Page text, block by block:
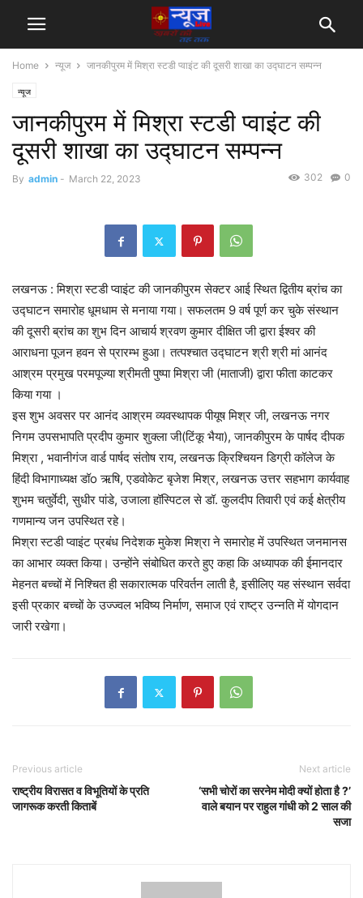
Home न्यूज जानकीपुरम में मिश्रा स्टडी प्वाइंट की दूसरी शाखा का उद्घाटन सम्पन्न
न्यूज
जानकीपुरम में मिश्रा स्टडी प्वाइंट की
दूसरी शाखा का उद्घाटन सम्पन्न
By admin - March 22, 2023 0
302
लखनऊ : मिश्रा स्टडी प्वाइंट की जानकीपुरम सेक्टर आई स्थित द्वितीय ब्रांच का
उद्घाटन समारोह धूमधाम से मनाया गया। सफलतम 9 वर्ष पूर्ण कर चुके संस्थान
की दूसरी ब्रांच का शुभ दिन आचार्य श्रवण कुमार दीक्षित जी द्वारा ईश्वर की
आराधना पूजन हवन से प्रारम्भ हुआ। तत्पश्चात उद्घाटन श्री श्री मां आनंद
आश्रम प्रमुख परमपूज्या श्रीमती पुष्पा मिश्रा जी (माताजी) द्वारा फीता काटकर
किया गया ।
इस शुभ अवसर पर आनंद आश्रम व्यवस्थापक पीयूष मिश्र जी, लखनऊ नगर
निगम उपसभापति प्रदीप कुमार शुक्ला जी(टिंकू भैया), जानकीपुरम के पार्षद दीपक
मिश्रा , भवानीगंज वार्ड पार्षद संतोष राय, लखनऊ क्रिश्चियन डिग्री कॉलेज के
हिंदी विभागाध्यक्ष डॉo ऋषि, एडवोकेट बृजेश मिश्र, लखनऊ उत्तर सहभाग कार्यवाह
शुभम चतुर्वेदी, सुधीर पांडे, उजाला हॉस्पिटल से डॉ. कुलदीप तिवारी एवं कई क्षेत्रीय
गणमान्य जन उपस्थित रहे।
मिश्रा स्टडी प्वाइंट प्रबंध निदेशक मुकेश मिश्रा ने समारोह में उपस्थित जनमानस
का आभार व्यक्त किया। उन्होंने संबोधित करते हुए कहा कि अध्यापक की ईमानदार
मेहनत बच्चों में निश्चित ही सकारात्मक परिवर्तन लाती है, इसीलिए यह संस्थान सर्वदा
इसी प्रकार बच्चों के उज्ज्वल भविष्य निर्माण, समाज एवं राष्ट्र उन्नति में योगदान
जारी रखेगा।
Previous article
राष्ट्रीय विरासत व विभूतियों के प्रति
जागरूक करती किताबें
Next article
‘सभी चोरों का सरनेम मोदी क्यों होता है ?’
वाले बयान पर राहुल गांधी को 2 साल की
सजा